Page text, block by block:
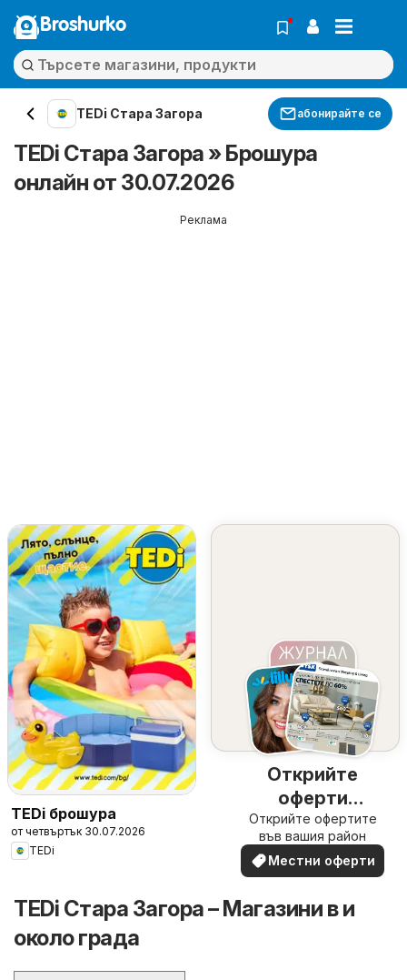
Broshurko
TEDi Стара Загора абонирайте се
TEDi Стара Загора » Брошура
онлайн от 30.07.2026
Реклама
TEDi брошура
от четвъртък 30.07.2026
TEDi
Открийте
оферти
наблизо
Открийте офертите
във вашия район
Местни оферти
TEDi Стара Загора – Магазини в и
около града